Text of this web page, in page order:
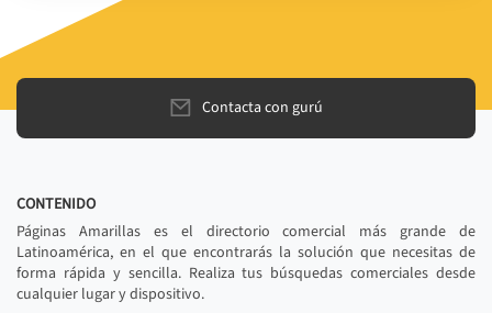
Contacta con gurú
CONTENIDO
Páginas Amarillas es el directorio comercial más grande de
Latinoamérica, en el que encontrarás la solución que necesitas de
forma rápida y sencilla. Realiza tus búsquedas comerciales desde
cualquier lugar y dispositivo.